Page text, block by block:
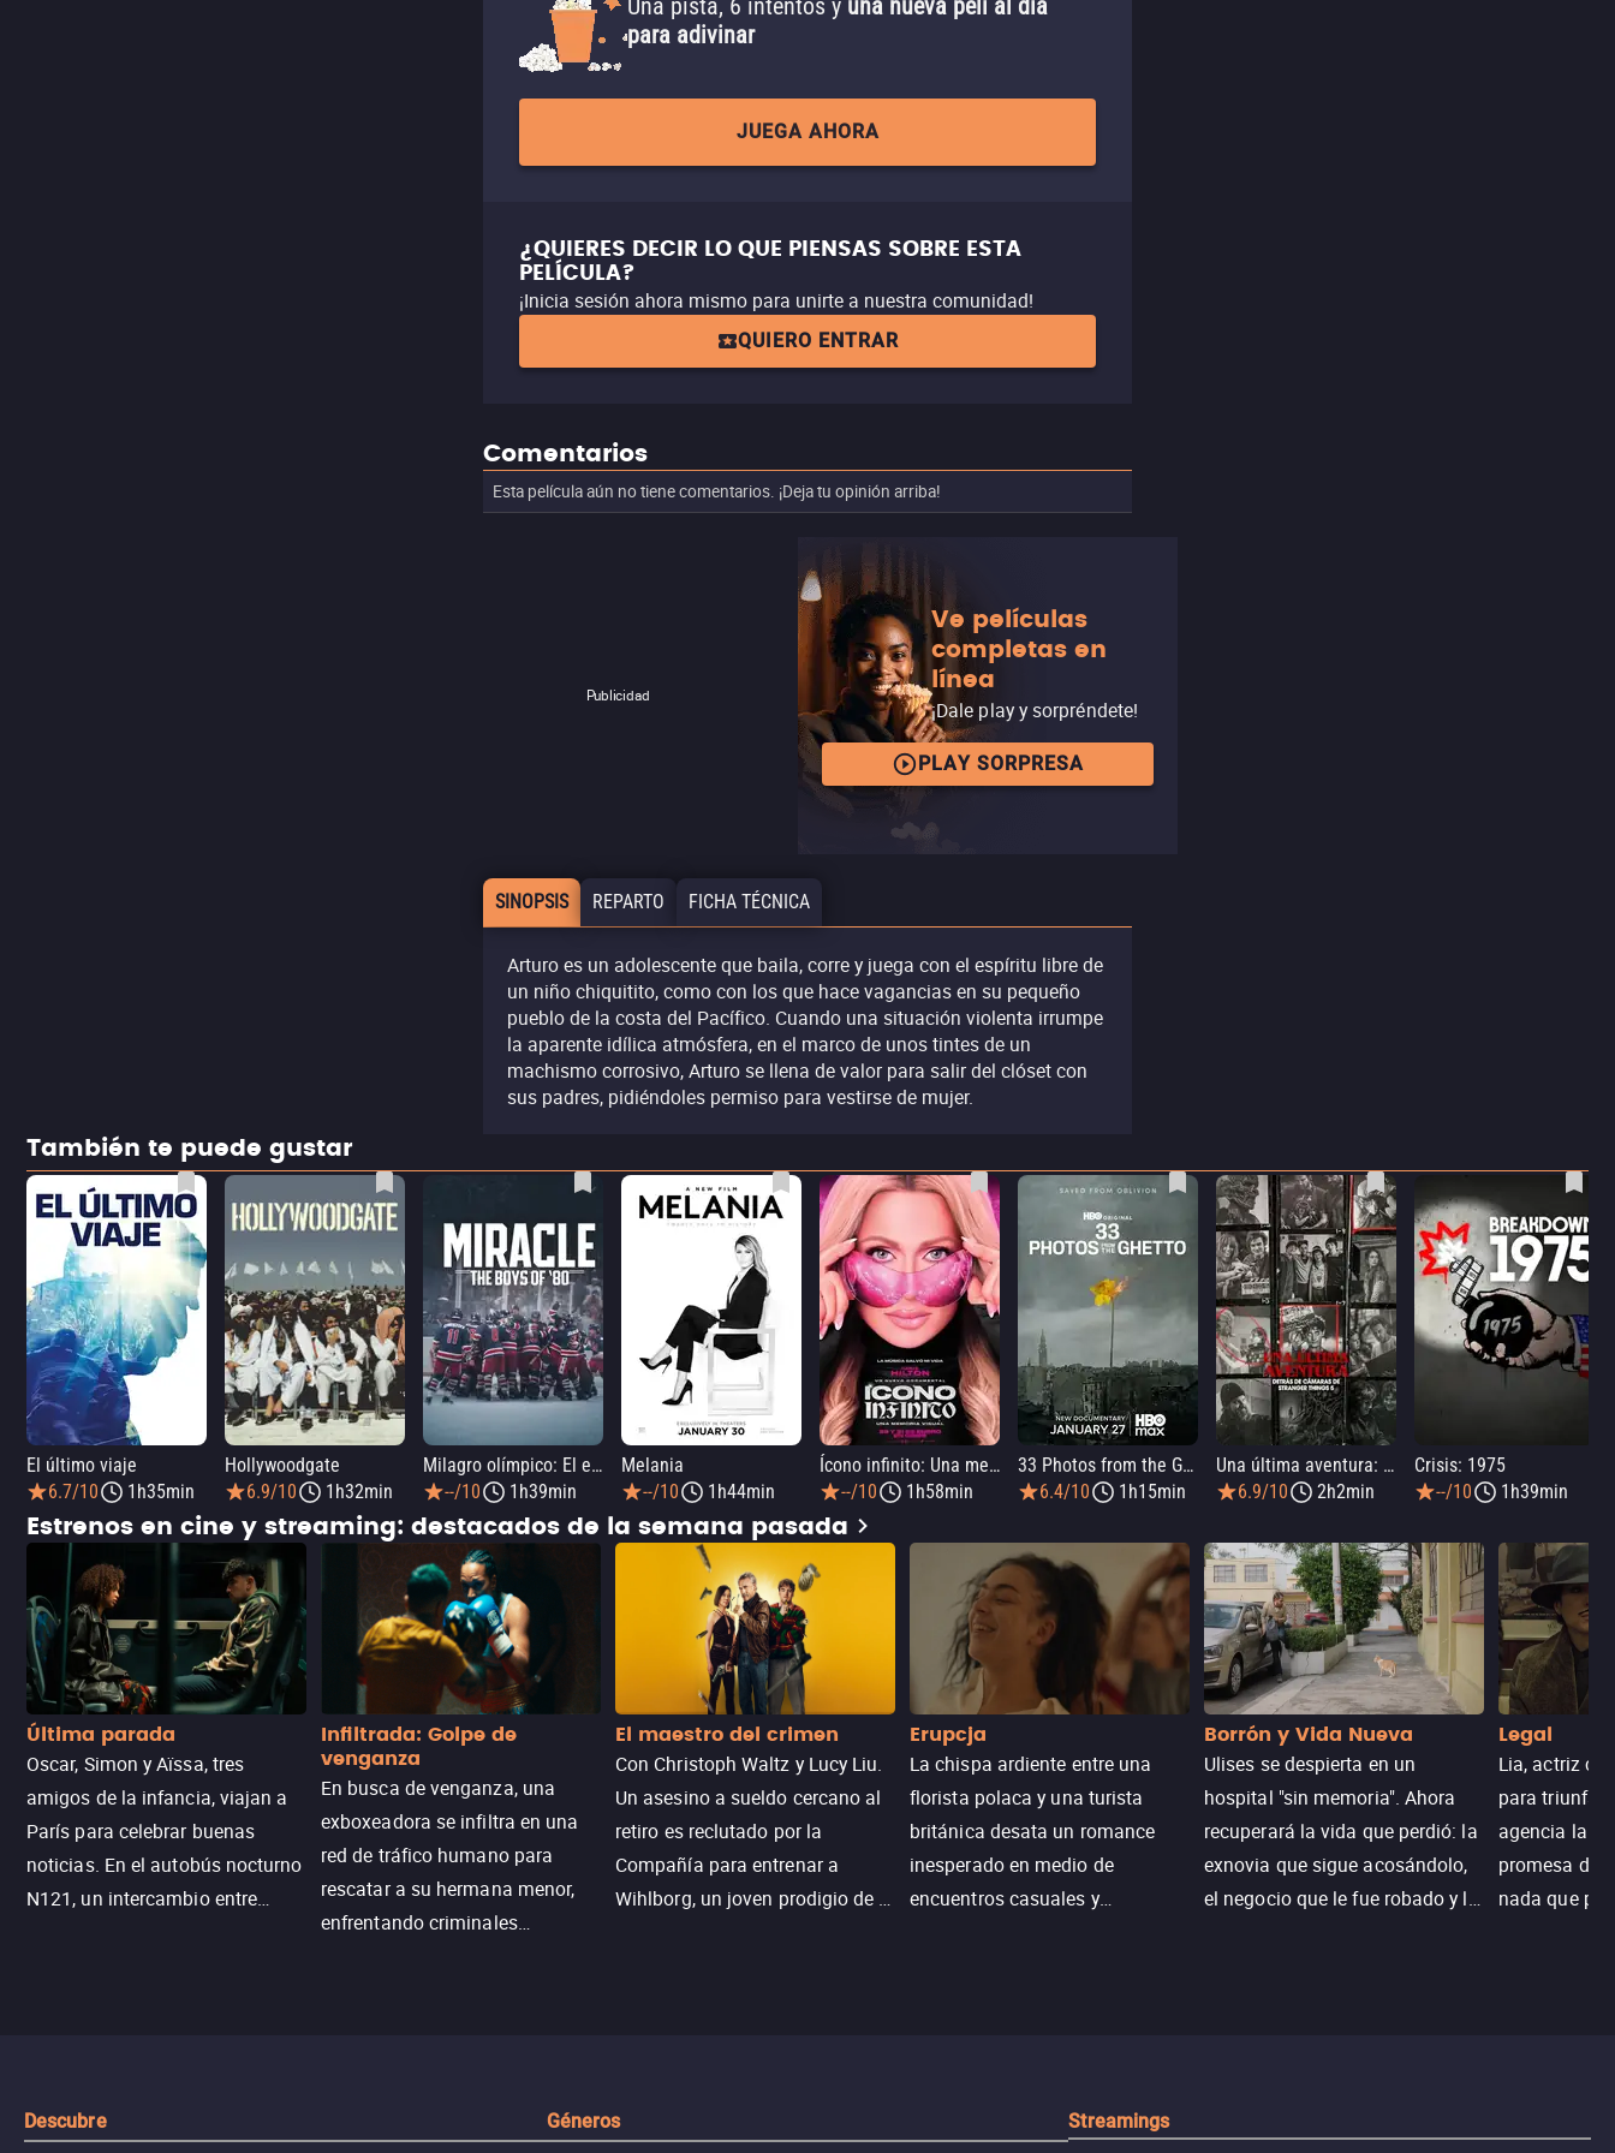
Una pista, 6 intentos y una nueva peli al día
para adivinar
JUEGA AHORA
¿QUIERES DECIR LO QUE PIENSAS SOBRE ESTA
PELÍCULA?
¡Inicia sesión ahora mismo para unirte a nuestra comunidad!
QUIERO ENTRAR
Comentarios
Esta película aún no tiene comentarios. ¡Deja tu opinión arriba!
Publicidad
Ve películas
completas en
línea
¡Dale play y sorpréndete!
PLAY SORPRESA
SINOPSIS REPARTO FICHA TÉCNICA
Arturo es un adolescente que baila, corre y juega con el espíritu libre de
un niño chiquitito, como con los que hace vagancias en su pequeño
pueblo de la costa del Pacífico. Cuando una situación violenta irrumpe
la aparente idílica atmósfera, en el marco de unos tintes de un
machismo corrosivo, Arturo se llena de valor para salir del clóset con
sus padres, pidiéndoles permiso para vestirse de mujer.
También te puede gustar
El último viaje
6.7/10
1h35min
Hollywoodgate
6.9/10
1h32min
Milagro olímpico: El equipo de hockey sobre hielo de 1980
--/10
1h39min
Melania
--/10
1h44min
Ícono infinito: Una memoria visual
--/10
1h58min
33 Photos from the Ghetto
6.4/10
1h15min
Una última aventura: Detrás de cámaras de Stranger Things 5
6.9/10
2h2min
Crisis: 1975
--/10
1h39min
Estrenos en cine y streaming: destacados de la semana pasada
Última parada
Oscar, Simon y Aïssa, tres
amigos de la infancia, viajan a
París para celebrar buenas
noticias. En el autobús nocturno
N121, un intercambio entre
Infiltrada: Golpe de
venganza
En busca de venganza, una
exboxeadora se infiltra en una
red de tráfico humano para
rescatar a su hermana menor,
enfrentando criminales
El maestro del crimen
Con Christoph Waltz y Lucy Liu.
Un asesino a sueldo cercano al
retiro es reclutado por la
Compañía para entrenar a
Wihlborg, un joven prodigio de la
Erupcja
La chispa ardiente entre una
florista polaca y una turista
británica desata un romance
inesperado en medio de
encuentros casuales y
Borrón y Vida Nueva
Ulises se despierta en un
hospital "sin memoria". Ahora
recuperará la vida que perdió: la
exnovia que sigue acosándolo,
el negocio que le fue robado y la
Legal
Lia, actriz
para triunfar
agencia la
promesa de
nada que
Descubre Géneros Streamings